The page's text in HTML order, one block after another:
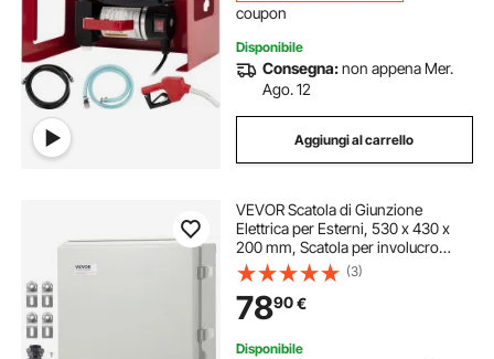
coupon
Disponibile
Consegna:non appena Mer.
Ago. 12
Aggiungi al carrello
VEVOR Scatola di Giunzione
Elettrica per Esterni, 530 x 430 x
200 mm, Scatola per involucro
elettrico in acciaio inossidabile, IP67
Antipolvere Impermeabile progetti
elettrici all'aperto
(3)
7890€
Disponibile